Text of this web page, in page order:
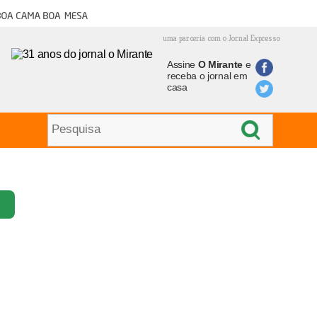
cama boa mesa
uma parceria com o Jornal Expresso
Assine O Mirantee
receba o jornal em
casa